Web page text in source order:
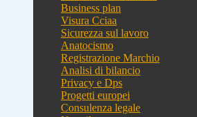
Business plan
Visura Cciaa
Sicurezza sul lavoro
Anatocismo
Registrazione Marchio
Analisi di bilancio
Privacy e Dps
Progetti europei
Consulenza legale